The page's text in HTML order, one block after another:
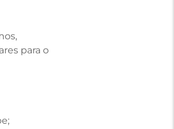
para o